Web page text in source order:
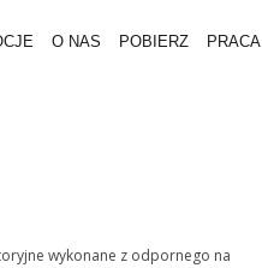
O NAS POBIERZ PRACA
wykonane z odpornego na